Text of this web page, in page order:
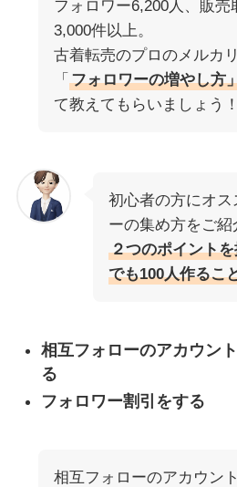
フォロワー6,200人、販売
3,000件以上。
古着転売のプロのメルカ
「 フォロワーの増やし方
て教えてもらいましょう！
初心者の方にオス
ーの集め方をご紹
２つのポイント
でも100人作るこ
相互フォローのアカウン
る
フォロワー割引をする
相互フォローのアカウン